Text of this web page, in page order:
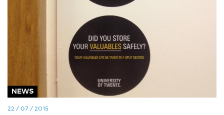
NEWS
22 / 07 / 2015